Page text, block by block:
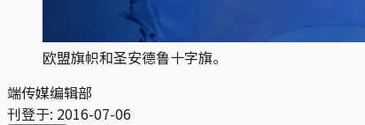
欧盟旗帜和圣安德鲁十字旗。
端传媒编辑部
刊登于: 2016-07-06